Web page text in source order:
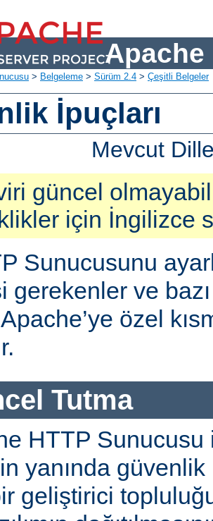
Apache
> Belgeleme > Sürüm 2.4 > Çeşitli Belgeler
İpuçları
Mevcut
güncel
için İngilizce
Sunucusunu
gerekenler ve
özel
Tutma
HTTP Sunucusu
yanında
geliştirici